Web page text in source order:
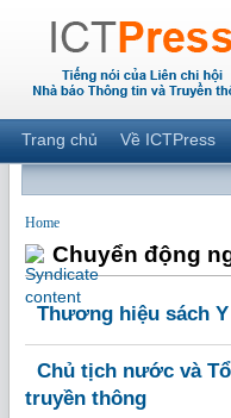
Trang chủ Về ICTPress
Home
Chuyển động
Thương hiệu sách
Chủ tịch nước và
truyền thông